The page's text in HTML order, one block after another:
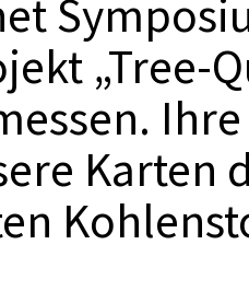
„Tree-
Karten